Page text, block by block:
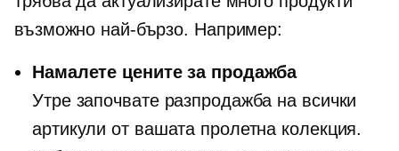
възможно най-бързо. Например:
Намалете цените за продажба
Утре започвате разпродажба на всички
артикули от вашата пролетна колекция.